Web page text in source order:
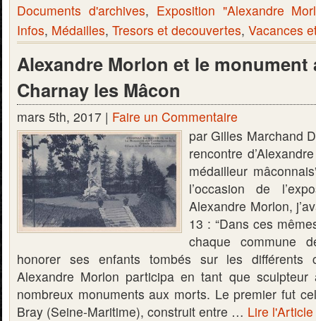
Documents d'archives, Exposition "Alexandre
Infos, Médailles, Tresors et decouvertes, Vacances
Alexandre Morlon et le
Charnay les Mâcon
mars 5th, 2017 | Faire un Commentaire
par Gilles Marchand
rencontre
médailleur
l’occasion de
Alexandre Morlon,
13 : “Dans ces
chaque commune
honorer ses enfants tombés sur les différents
Alexandre Morlon participa en tant que
nombreux monuments aux morts. Le premier fut
Bray (Seine-Maritime), construit entre … Lire